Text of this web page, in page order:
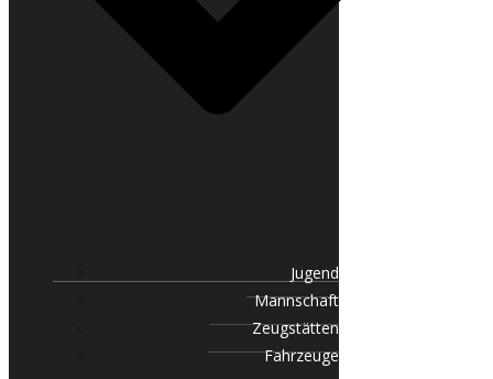
Jugend
Mannschaft
Zeugstätten
Fahrzeuge